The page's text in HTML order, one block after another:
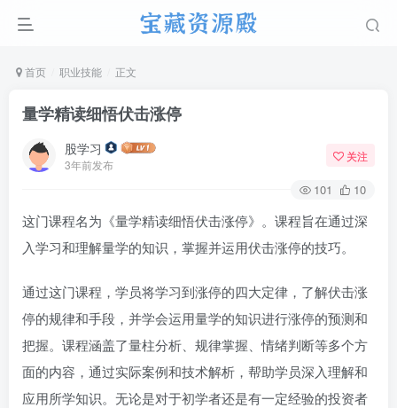
首页 职业技能 正文
量学精读细悟伏击涨停
股学习
3年前发布
关注
101 10
这门课程名为《量学精读细悟伏击涨停》。课程旨在通过深
入学习和理解量学的知识，掌握并运用伏击涨停的技巧。
通过这门课程，学员将学习到涨停的四大定律，了解伏击涨
停的规律和手段，并学会运用量学的知识进行涨停的预测和
把握。课程涵盖了量柱分析、规律掌握、情绪判断等多个方
面的内容，通过实际案例和技术解析，帮助学员深入理解和
应用所学知识。无论是对于初学者还是有一定经验的投资者